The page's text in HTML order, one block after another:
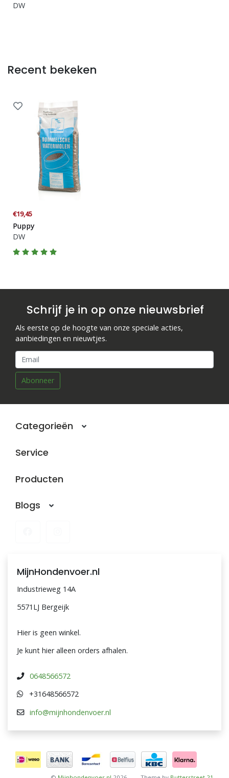
DW
Recent bekeken
€19,45
Puppy
DW
Schrijf je in op onze nieuwsbrief
Als eerste op de hoogte van onze speciale acties,
aanbiedingen en nieuwtjes.
Abonneer
Categorieën
Service
Producten
Blogs
MijnHondenvoer.nl
Industrieweg 14A
5571LJ Bergeijk
Hier is geen winkel.
Je kunt hier alleen orders afhalen.
0648566572
+31648566572
info@mijnhondenvoer.nl